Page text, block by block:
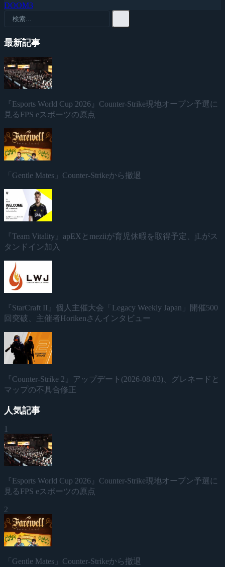
DOOM3
最新記事
『Esports World Cup 2026』Counter-Strike現地オープン予選に
見るFPS eスポーツの原点
「Gentle Mates」Counter-Strikeから撤退
『Team Vitality』apEXとmeziiが育児休暇を取得予定、jLがス
タンドイン加入
『StarCraft II』個人主催大会「Legacy Weekly Japan」開催500
回突破、主催者Horikenさんインタビュー
『Counter-Strike 2』アップデート(2026-08-03)、グレネードと
マップの不具合修正
人気記事
1
『Esports World Cup 2026』Counter-Strike現地オープン予選に
見るFPS eスポーツの原点
2
「Gentle Mates」Counter-Strikeから撤退